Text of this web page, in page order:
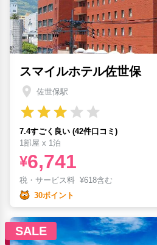
スマイルホテル佐世保
佐世保駅
7.4すごく良い (42件口コミ)
1部屋 x 1泊
¥6,741
税・サービス料 ¥618含む
30ポイント
SALE